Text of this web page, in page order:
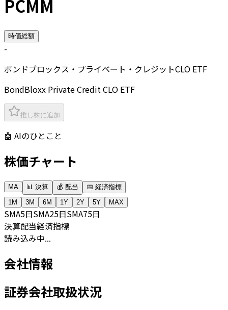
PCMM
時価総額
-
ボンドブロックス・プライベート・クレジットCLO ETF
BondBloxx Private Credit CLO ETF
推し株に追加
🤖 AIのひとこと
株価チャート
MA 📊 決算 💰 配当
📅 経済指標
1M
3M 6M 1Y 2Y 5Y MAX
SMA5日SMA25日SMA75日
決算配当経済指標
読み込み中...
会社情報
証券会社取扱状況